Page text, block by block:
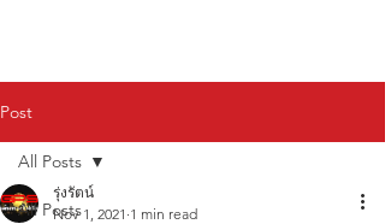
Post
All Posts
All Posts
รุ่งรัตน์
Nov 1, 2021 1 min read